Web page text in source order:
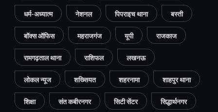
धर्म-अध्यात्म नेशनल पिपराइच थाना बस्ती
बॉक्स ऑफिस महराजगंज यूपी राजकाज
रामगढ़ताल थाना राशिफल लखनऊ
लोकल न्यूज शख्सियत शहरनामा शाहपुर थाना
शिक्षा संत कबीरनगर सिटी सेंटर सिद्धार्थनगर